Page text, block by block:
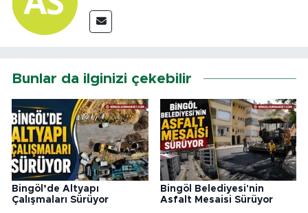
Bunlar da ilginizi çekebilir
Bingöl’de Altyapı
Çalışmaları Sürüyor
Bingöl Belediyesi'nin
Asfalt Mesaisi Sürüyor